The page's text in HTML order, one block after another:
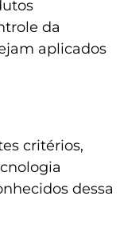
da
aplicados
critérios,
dessa